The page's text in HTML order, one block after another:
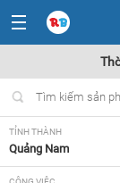
TỈNH THÀNH
Quảng Nam